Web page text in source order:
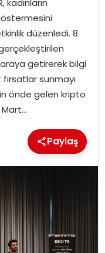
düzenledi. 8
getirerek bilgi
sunmayı
önde gelen kripto
Mart…
Paylaş